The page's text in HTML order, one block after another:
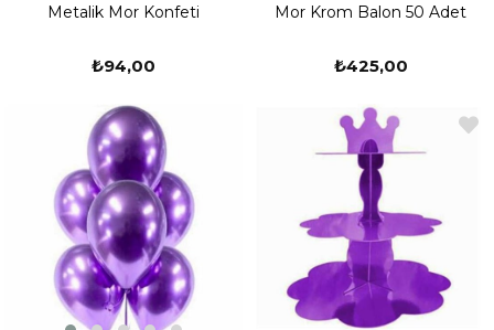
Metalik Mor Konfeti
₺94,00
Mor Krom Balon 50 Adet
₺425,00